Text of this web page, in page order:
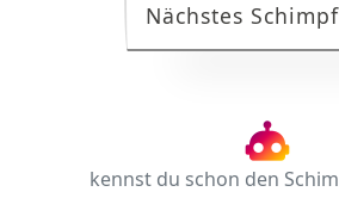
Nächstes
kennst du schon den